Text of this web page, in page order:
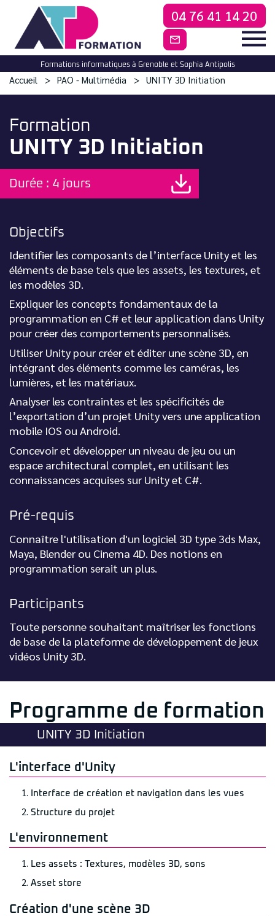
04 76 41 14 20
CONTACTEZ-
Formations informatiques à Grenoble et Sophia Antipolis
Accueil PAO - Multimédia UNITY 3D Initiation
Formation
UNITY 3D Initiation
Durée : 4 jours
Objectifs
Identifier les composants de l’interface Unity et les
éléments de base tels que les assets, les textures, et
les modèles 3D.
Expliquer les concepts fondamentaux de la
programmation en C# et leur application dans Unity
pour créer des comportements personnalisés.
Utiliser Unity pour créer et éditer une scène 3D, en
intégrant des éléments comme les caméras, les
lumières, et les matériaux.
Analyser les contraintes et les spécificités de
l’exportation d’un projet Unity vers une application
mobile IOS ou Android.
Concevoir et développer un niveau de jeu ou un
espace architectural complet, en utilisant les
connaissances acquises sur Unity et C#.
Pré-requis
Connaître l'utilisation d'un logiciel 3D type 3ds Max,
Maya, Blender ou Cinema 4D. Des notions en
programmation serait un plus.
Participants
Toute personne souhaitant maîtriser les fonctions
de base de la plateforme de développement de jeux
vidéos Unity 3D.
Programme de formation
UNITY 3D Initiation
L'interface d'Unity
Interface de création et navigation dans les vues
Structure du projet
L'environnement
Les assets : Textures, modèles 3D, sons
Asset store
Création d'une scène 3D